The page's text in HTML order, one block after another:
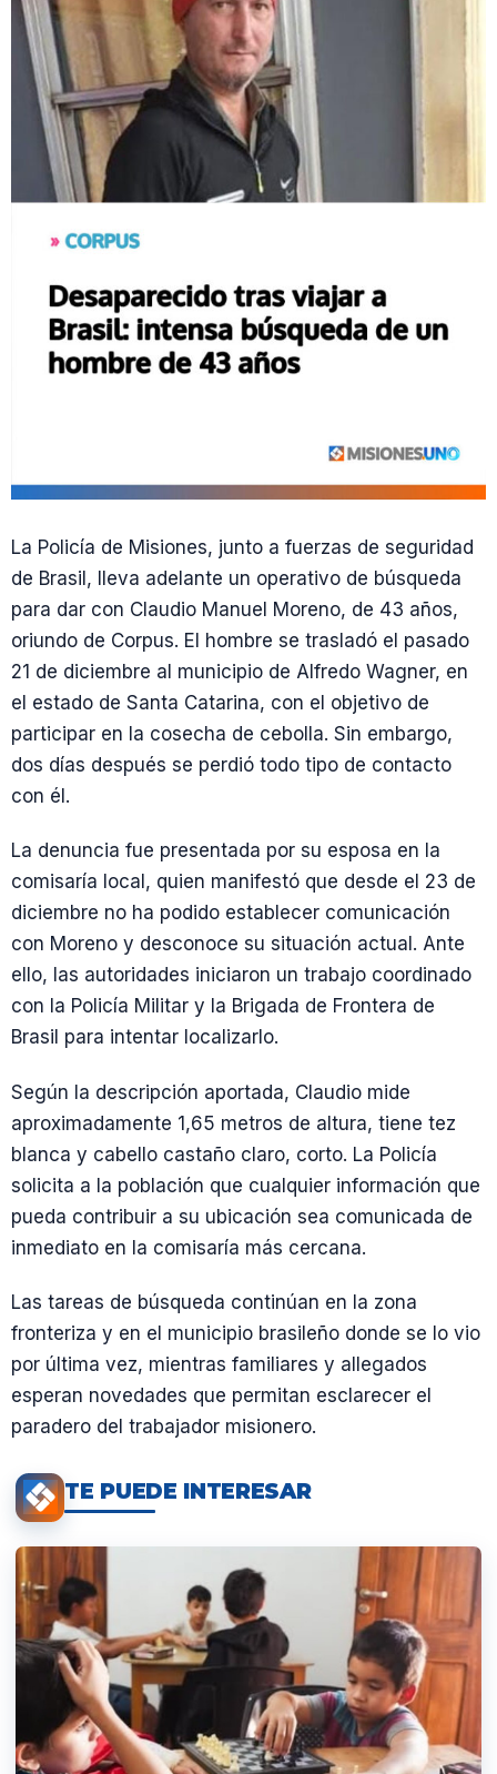
La Policía de Misiones, junto a fuerzas de seguridad
de Brasil, lleva adelante un operativo de búsqueda
para dar con Claudio Manuel Moreno, de 43 años,
oriundo de Corpus. El hombre se trasladó el pasado
21 de diciembre al municipio de Alfredo Wagner, en
el estado de Santa Catarina, con el objetivo de
participar en la cosecha de cebolla. Sin embargo,
dos días después se perdió todo tipo de contacto
con él.
La denuncia fue presentada por su esposa en la
comisaría local, quien manifestó que desde el 23 de
diciembre no ha podido establecer comunicación
con Moreno y desconoce su situación actual. Ante
ello, las autoridades iniciaron un trabajo coordinado
con la Policía Militar y la Brigada de Frontera de
Brasil para intentar localizarlo.
Según la descripción aportada, Claudio mide
aproximadamente 1,65 metros de altura, tiene tez
blanca y cabello castaño claro, corto. La Policía
solicita a la población que cualquier información que
pueda contribuir a su ubicación sea comunicada de
inmediato en la comisaría más cercana.
Las tareas de búsqueda continúan en la zona
fronteriza y en el municipio brasileño donde se lo vio
por última vez, mientras familiares y allegados
esperan novedades que permitan esclarecer el
paradero del trabajador misionero.
TE PUEDE INTERESAR